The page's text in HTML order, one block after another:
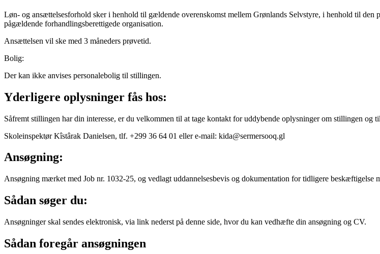
Løn- og ansættelsesforhold sker i henhold til gældende overenskomst mellem Grønlands Selvstyre, i henhold til
pågældende forhandlingsberettigede organisation.
Ansættelsen vil ske med 3 måneders prøvetid.
Bolig:
Der kan ikke anvises personalebolig til stillingen.
Yderligere oplysninger fås hos:
Såfremt stillingen har din interesse, er du velkommen til at tage kontakt for uddybende oplysninger om stillingen og
Skoleinspektør Kîstârak Danielsen, tlf. +299 36 64 01 eller e-mail: kida@sermersooq.gl
Ansøgning:
Ansøgning mærket med Job nr. 1032-25, og vedlagt uddannelsesbevis og dokumentation for tidligere beskæftigelse
Sådan søger du:
Ansøgninger skal sendes elektronisk, via link nederst på denne side, hvor du kan vedhæfte din ansøgning og CV.
Sådan foregår ansøgningen